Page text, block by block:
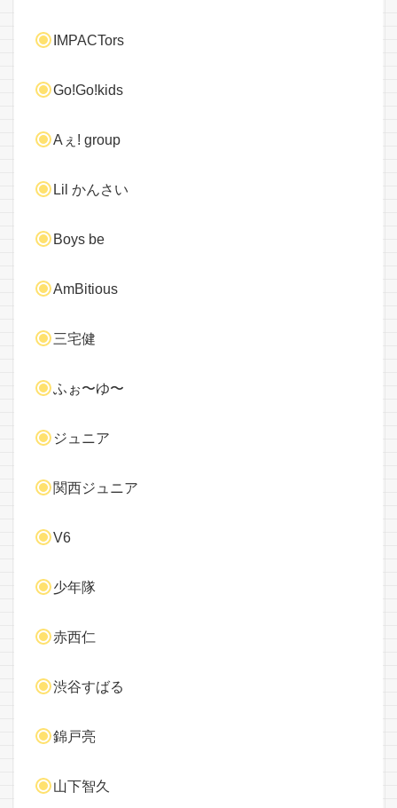
IMPACTors
Go!Go!kids
Aぇ! group
Lil かんさい
Boys be
AmBitious
三宅健
ふぉ〜ゆ〜
ジュニア
関西ジュニア
V6
少年隊
赤西仁
渋谷すばる
錦戸亮
山下智久